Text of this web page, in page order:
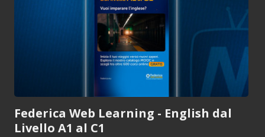
Federica Web Learning - English dal
Livello A1 al C1